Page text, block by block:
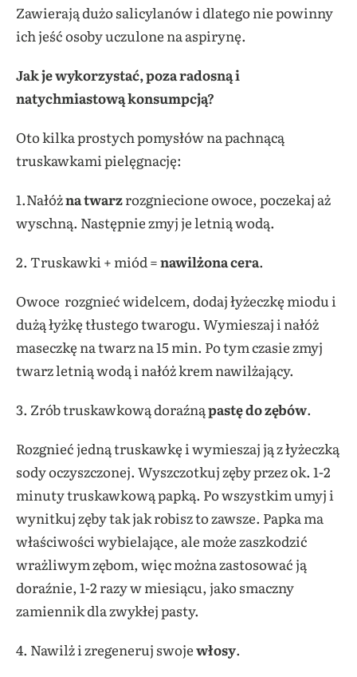
Zawierają dużo salicylanów i dlatego nie powinny
ich jeść osoby uczulone na aspirynę.
Jak je wykorzystać, poza radosną i
natychmiastową konsumpcją?
Oto kilka prostych pomysłów na pachnącą
truskawkami pielęgnację:
1.Nałóżna twarzrozgniecione owoce, poczekaj aż
wyschną. Następnie zmyj je letnią wodą.
2. Truskawki + miód =nawilżona cera.
Owoce rozgnieć widelcem, dodaj łyżeczkę miodu i
dużą łyżkę tłustego twarogu. Wymieszaj i nałóż
maseczkę na twarz na 15 min. Po tym czasie zmyj
twarz letnią wodą i nałóż krem nawilżający.
3. Zrób truskawkową doraźnąpastę do zębów.
Rozgnieć jedną truskawkę i wymieszaj ją z łyżeczką
sody oczyszczonej. Wyszczotkuj zęby przez ok. 1-2
minuty truskawkową papką. Po wszystkim umyj i
wynitkuj zęby tak jak robisz to zawsze. Papka ma
właściwości wybielające, ale może zaszkodzić
wrażliwym zębom, więc można zastosować ją
doraźnie, 1-2 razy w miesiącu, jako smaczny
zamiennik dla zwykłej pasty.
4. Nawilż i zregeneruj swojewłosy.